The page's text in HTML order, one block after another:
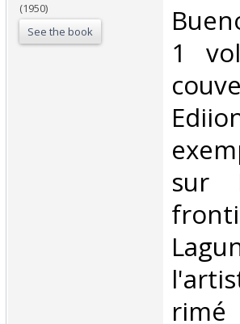
(1950)
See the book
1
sur